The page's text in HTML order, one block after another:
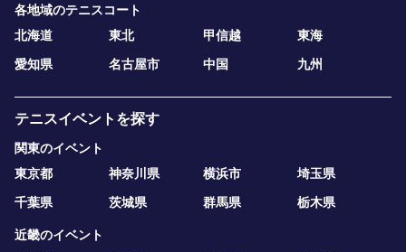
各地域のテニスコート
北海道
東北 甲信越
東海
愛知県
名古屋市 中国 九州
テニスイベントを探す
関東のイベント
東京都
神奈川県 横浜市
埼玉県
千葉県
茨城県 群馬県 栃木県
近畿のイベント